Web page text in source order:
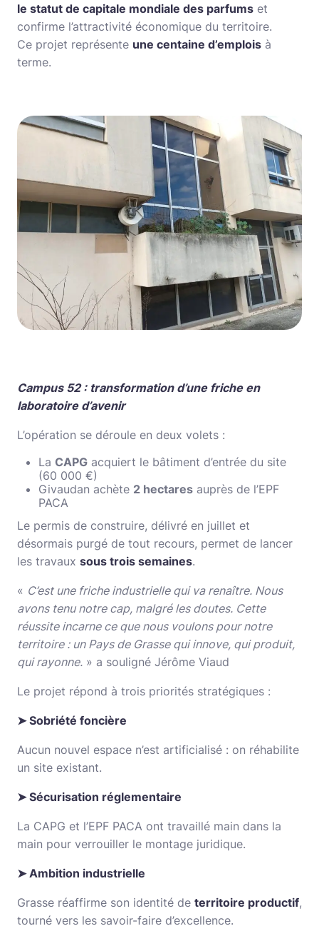
le statut de capitale mondiale des parfums et
confirme l’attractivité économique du territoire.
Ce projet représente une centaine d’emplois à
terme.
Campus 52 : transformation d’une friche en
laboratoire d’avenir
L’opération se déroule en deux volets :
La CAPG acquiert le bâtiment d’entrée du site
(60 000 €)
Givaudan achète 2 hectares auprès de l’EPF
PACA
Le permis de construire, délivré en juillet et
désormais purgé de tout recours, permet de lancer
les travaux sous trois semaines.
« C’est une friche industrielle qui va renaître. Nous
avons tenu notre cap, malgré les doutes. Cette
réussite incarne ce que nous voulons pour notre
territoire : un Pays de Grasse qui innove, qui produit,
qui rayonne. » a souligné Jérôme Viaud
Le projet répond à trois priorités stratégiques :
➤Sobriété foncière
Aucun nouvel espace n’est artificialisé : on réhabilite
un site existant.
➤Sécurisation réglementaire
La CAPG et l’EPF PACA ont travaillé main dans la
main pour verrouiller le montage juridique.
➤Ambition industrielle
Grasse réaffirme son identité de territoire productif,
tourné vers les savoir-faire d’excellence.